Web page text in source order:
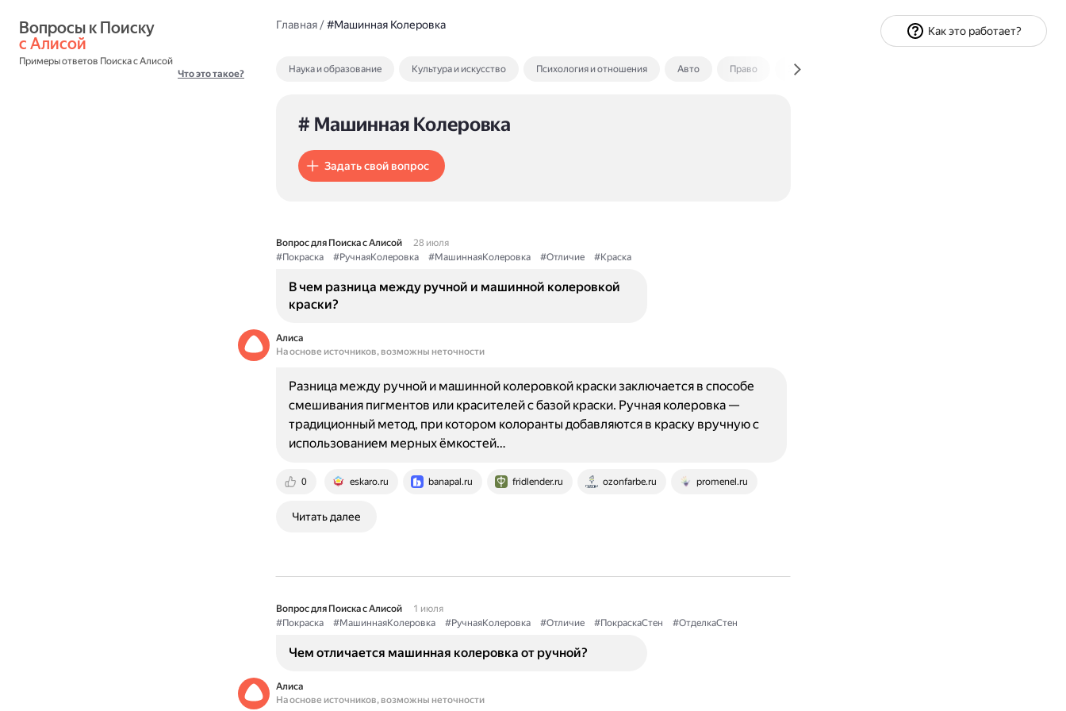
с Алисой
Примеры ответов Поиска с Алисой
Что это такое?
Главная/#Машинная Колеровка
Наука и образование Культура и искусство Психология и отношения Авто Право Экономика и финансы
# Машинная Колеровка
Задать свой вопрос
Вопрос для Поиска с Алисой
28 июля
#Покраска
#РучнаяКолеровка #МашиннаяКолеровка #Отличие #Краска
В чем разница между ручной и машинной колеровкой
краски?
Алиса
На основе источников, возможны неточности
0 eskaro.ru banapal.ru fridlender.ru ozonfarbe.ru promenel.ru
Разница между ручной и машинной колеровкой краски заключается в способе
смешивания пигментов или красителей с базой краски. Ручная колеровка —
традиционный метод, при котором колоранты добавляются в краску вручную с
использованием мерных ёмкостей…
Читать далее
Вопрос для Поиска с Алисой
1 июля
#Покраска
#МашиннаяКолеровка #РучнаяКолеровка #Отличие #ПокраскаСтен #ОтделкаСтен
Чем отличается машинная колеровка от ручной?
Алиса
На основе источников, возможны неточности
Как это работает?